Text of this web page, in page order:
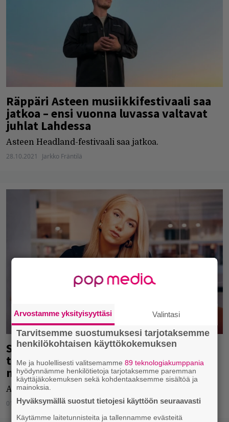
Räppäri Asteen musiikkifestivaali saa
jatkoa – ensi vuonna luvassa valtavat
juhlat Lahdessa
Asteen Headland-festivaali saa jatkoa.
28.10.2021 Jarkko Fräntilä
Suomeen ainutlaatuinen festivaali –
tarkoitettu etenkin lukiolaisille ja
muille opiskelijoille
Abiza Winter Festivalia vietetään helmikuussa.
01.10.2021 Jarkko Fräntilä
Arvostamme yksityisyyttäsi Valintasi
Tarvitsemme suostumuksesi tarjotaksemme
henkilökohtaisen käyttökokemuksen
Me ja huolellisesti valitsemamme89 teknologiakumppania
hyödynnämme henkilötietoja tarjotaksemme paremman
käyttäjäkokemuksen sekä kohdentaaksemme sisältöä ja
mainoksia.
Hyväksymällä suostut tietojesi käyttöön seuraavasti
Käytämme laitetunnisteita ja tallennamme evästeitä